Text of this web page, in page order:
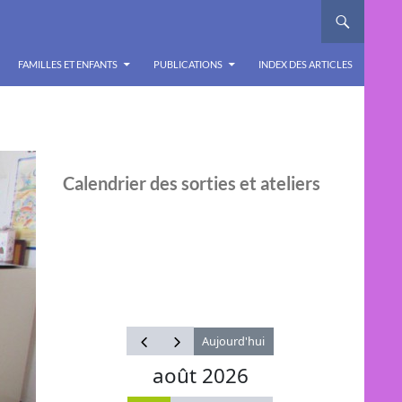
FAMILLES ET ENFANTS PUBLICATIONS INDEX DES ARTICLES
Calendrier des sorties et ateliers